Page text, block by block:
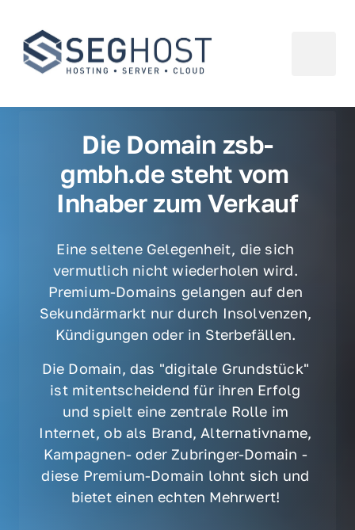
Die Domain zsb-
gmbh.de steht vom
Inhaber zum Verkauf
Eine seltene Gelegenheit, die sich
vermutlich nicht wiederholen wird.
Premium-Domains gelangen auf den
Sekundärmarkt nur durch Insolvenzen,
Kündigungen oder in Sterbefällen.
Die Domain, das "digitale Grundstück"
ist mitentscheidend für ihren Erfolg
und spielt eine zentrale Rolle im
Internet, ob als Brand, Alternativname,
Kampagnen- oder Zubringer-Domain -
diese Premium-Domain lohnt sich und
bietet einen echten Mehrwert!